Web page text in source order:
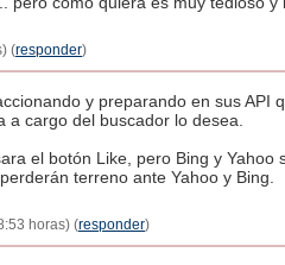
(responder)
y preparando en sus
cargo del buscador lo desea.
el botón Like, pero Bing y
terreno ante Yahoo y Bing.
horas) (responder)